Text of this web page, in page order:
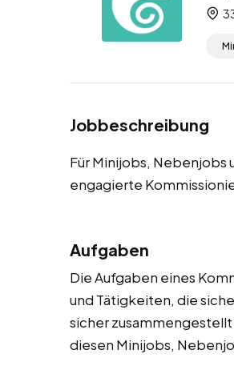
Jobbeschreibung
Für Minijobs, Nebenjobs
engagierte
Aufgaben
Die Aufgaben eines
und Tätigkeiten, die
sicher
diesen Minijobs,